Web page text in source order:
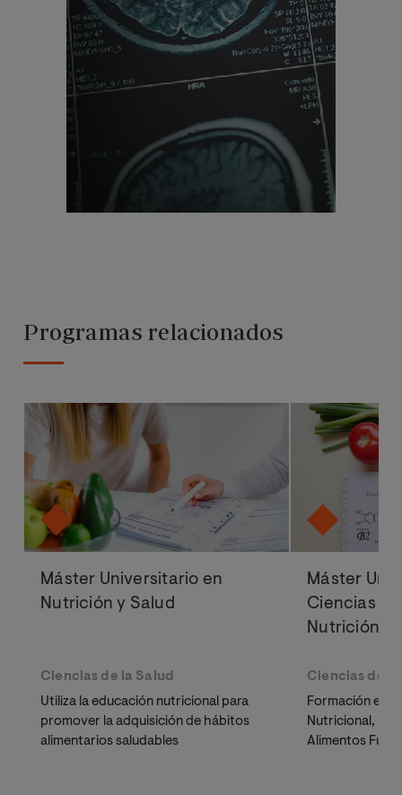
Programas relacionados
Máster Universitario en
Nutrición y Salud
Ciencias de la Salud
Utiliza la educación nutricional para
promover la adquisición de hábitos
alimentarios saludables
Máster
Ciencias
Nutrición
Ciencias de
Formación
Nutricional,
Alimentos